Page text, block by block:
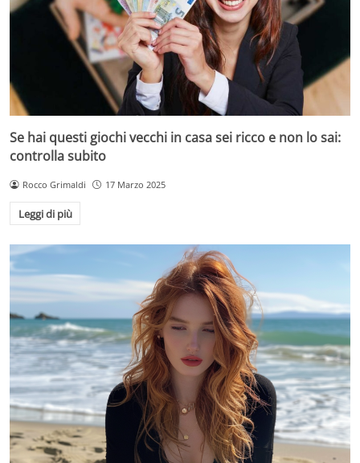
Se hai questi giochi vecchi in casa sei ricco e non lo sai:
controlla subito
Rocco Grimaldi 17 Marzo 2025
Leggi di più